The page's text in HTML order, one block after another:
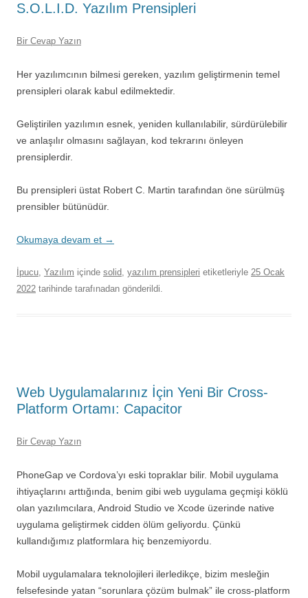
S.O.L.I.D. Yazılım Prensipleri
Bir Cevap Yazın
Her yazılımcının bilmesi gereken, yazılım geliştirmenin temel
prensipleri olarak kabul edilmektedir.
Geliştirilen yazılımın esnek, yeniden kullanılabilir, sürdürülebilir
ve anlaşılır olmasını sağlayan, kod tekrarını önleyen
prensiplerdir.
Bu prensipleri üstat Robert C. Martin tarafından öne sürülmüş
prensibler bütünüdür.
Okumaya devam et →
İpucu, Yazılım içinde solid, yazılım prensipleri etiketleriyle 25 Ocak
2022 tarihinde tarafınadan gönderildi.
Web Uygulamalarınız İçin Yeni Bir Cross-
Platform Ortamı: Capacitor
Bir Cevap Yazın
PhoneGap ve Cordova’yı eski topraklar bilir. Mobil uygulama
ihtiyaçlarını arttığında, benim gibi web uygulama geçmişi köklü
olan yazılımcılara, Android Studio ve Xcode üzerinde native
uygulama geliştirmek cidden ölüm geliyordu. Çünkü
kullandığımız platformlara hiç benzemiyordu.
Mobil uygulamalara teknolojileri ilerledikçe, bizim mesleğin
felsefesinde yatan “sorunlara çözüm bulmak” ile cross-platform